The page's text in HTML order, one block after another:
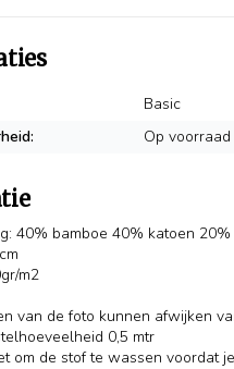
Basic
Op voorraad
40% bamboe 40% katoen
m2
van de foto kunnen afwijken
0,5 mtr
om de stof te wassen voordat